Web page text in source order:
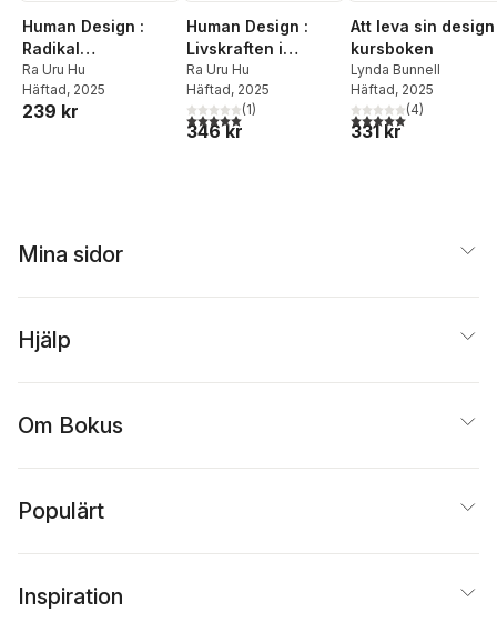
Human Design :
Radikal
transformation
Ra Uru Hu
Häftad, 2025
239 kr
Human Design :
Livskraften i
kanalerna
Ra Uru Hu
Häftad, 2025
5,0utav 5 stjärnor. Totalt antal röster:
(1)
346 kr
Att leva sin design
kursboken
Lynda Bunnell
Häftad, 2025
5,0utav 5 stjärnor.
(4)
331 kr
Mina sidor
Hjälp
Om Bokus
Populärt
Inspiration